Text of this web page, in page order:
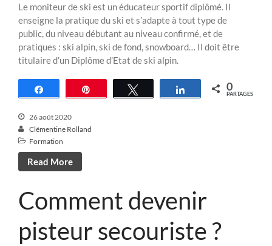
Le moniteur de ski est un éducateur sportif diplômé. Il
enseigne la pratique du ski et s’adapte à tout type de
public, du niveau débutant au niveau confirmé, et de
pratiques : ski alpin, ski de fond, snowboard… Il doit être
titulaire d’un Diplôme d’Etat de ski alpin.
Partagez Tweetez Partagez 0
PARTAGES
26 août 2020
Clémentine Rolland
Formation
Read More
Comment devenir
pisteur secouriste ?